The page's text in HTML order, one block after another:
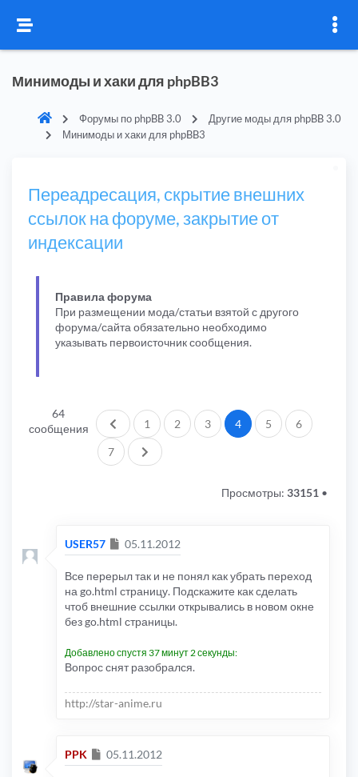
Минимоды и хаки для phpBB3
Форумы по phpBB 3.0
Другие моды для phpBB 3.0
Минимоды и хаки для phpBB3
Переадресация, скрытие внешних
ссылок на форуме, закрытие от
индексации
Правила форума
При размещении мода/статьи взятой с другого
форума/сайта обязательно необходимо
указывать первоисточник сообщения.
64
сообщения
Пред.
1 2 3 4 5 6
7 След.
Просмотры: 33151 •
USER57 Сообщение
05.11.2012
Все перерыл так и не понял как убрать переход
на go.html страницу. Подскажите как сделать
чтоб внешние ссылки открывались в новом окне
без go.html страницы.
Добавлено спустя 37 минут 2 секунды:
Вопрос снят разобрался.
http://star-anime.ru
PPK Сообщение
05.11.2012